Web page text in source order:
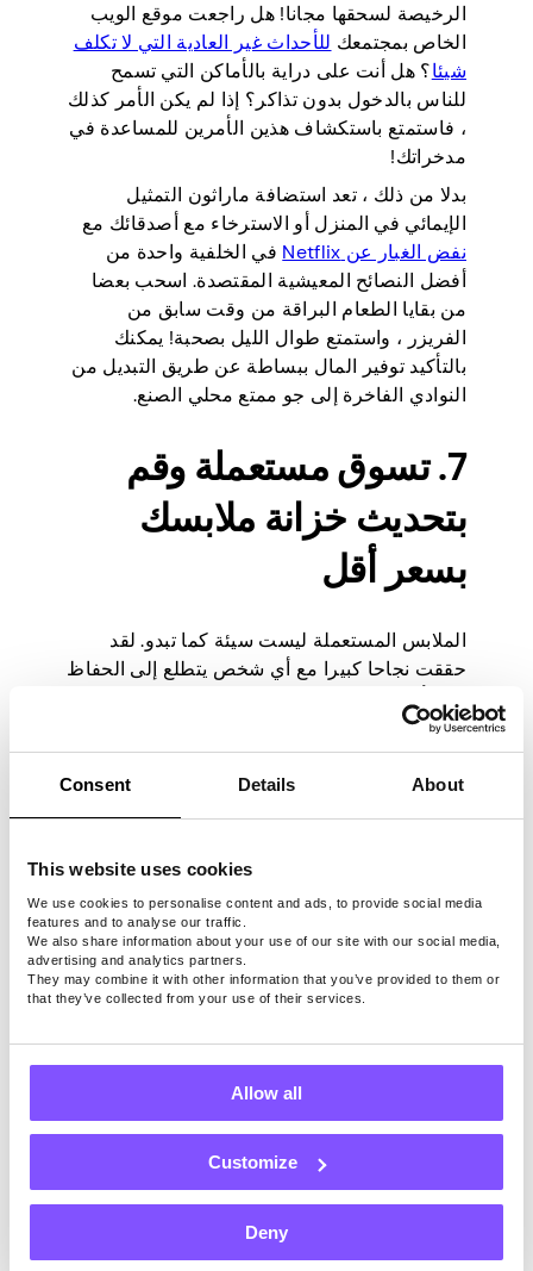
Consent Details About
This website uses cookies
We use cookies to personalise content and ads, to provide social media
features and to analyse our traffic.
We also share information about your use of our site with our social media,
advertising and analytics partners.
They may combine it with other information that you’ve provided to them or
that they’ve collected from your use of their services.
Allow all
Customize
Deny
الرخيصة لسحقها مجانا! هل راجعت موقع الويب
الخاص بمجتمعك للأحداث غير العادية التي لا تكلف
شيئا؟ هل أنت على دراية بالأماكن التي تسمح
للناس بالدخول بدون تذاكر؟ إذا لم يكن الأمر كذلك
، فاستمتع باستكشاف هذين الأمرين للمساعدة في
مدخراتك!
بدلا من ذلك ، تعد استضافة ماراثون التمثيل
الإيمائي في المنزل أو الاسترخاء مع أصدقائك مع
نفض الغبار عن Netflix
في الخلفية واحدة من
أفضل النصائح المعيشية المقتصدة. اسحب بعضا
من بقايا الطعام البراقة من وقت سابق من
الفريزر ، واستمتع طوال الليل بصحبة! يمكنك
بالتأكيد توفير المال ببساطة عن طريق التبديل من
النوادي الفاخرة إلى جو ممتع محلي الصنع.
7. تسوق مستعملة وقم
بتحديث خزانة ملابسك
بسعر أقل
الملابس المستعملة ليست سيئة كما تبدو. لقد
حققت نجاحا كبيرا مع أي شخص يتطلع إلى الحفاظ
على أسلوب حياة مقتصد! إذا كان لديك ما يكفي
من الوقت للتسوق عبر النوافذ ، فستجد شيئا
يستحق أكثر مما يتم بيعه من أجله. وستوفر بعض
النقود لشيء آخر! فلماذا لاترتدي ملابس أرخص
وتعيد التفكير في أسلوبك من منظور واعي بالبيئة؟
فهذا لا يعني أنها كانت قمامة جدا بحيث لا يمكن
الاستمرار في ارتدائها. كان من الممكن أن يكون
ذلك لا يتناسب مع أطوال ومنحنيات الشخص الذي
حررها. لكن يمكن أن يناسبك بشكل جيد للغاية!
فقط تخيل الملايين من الفساتين التي لم يتم
تظهر شخصيتك ، والمعاطف الجاهزة للتخلص من
8. بيع ما لم تعد تستخدمه
في بعض الأحيان ، لدينا الكثير من شيء وأطنان